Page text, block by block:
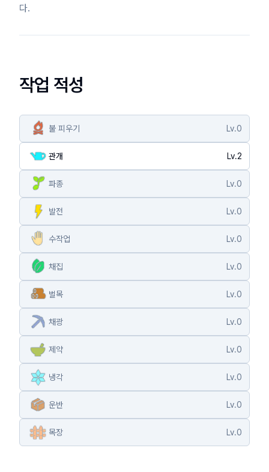
다.
작업 적성
불 피우기 Lv.0
관개 Lv.2
파종 Lv.0
발전 Lv.0
수작업 Lv.0
채집 Lv.0
벌목 Lv.0
채광 Lv.0
제약 Lv.0
냉각 Lv.0
운반 Lv.0
목장 Lv.0